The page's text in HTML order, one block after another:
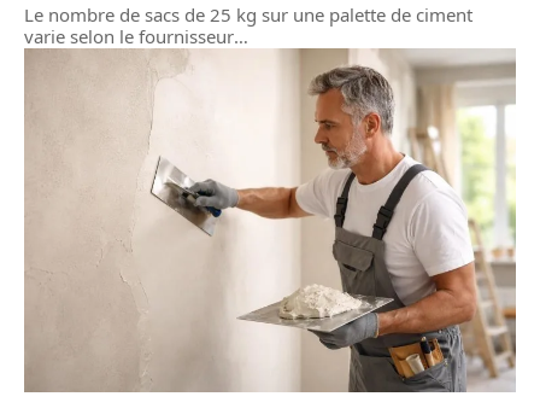
Le nombre de sacs de 25 kg sur une palette de ciment
varie selon le fournisseur…